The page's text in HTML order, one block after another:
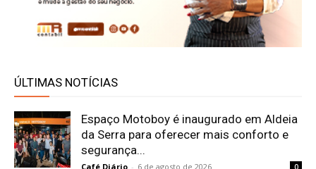
ÚLTIMAS NOTÍCIAS
Espaço Motoboy é inaugurado em Aldeia
da Serra para oferecer mais conforto e
segurança...
Café Diário - 6 de agosto de 2026 0